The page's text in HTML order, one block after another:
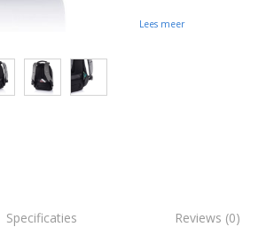
Lees meer
Specificaties Reviews (0)